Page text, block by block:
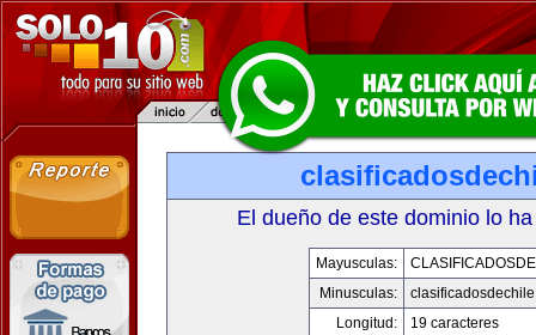
El dueño de este dominio lo
Mayusculas:
Minusculas:
Longitud:
19 caracteres